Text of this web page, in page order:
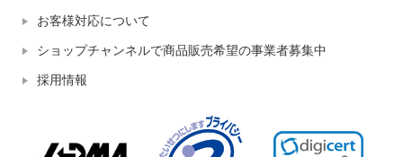
お客様対応について
ショップチャンネルで商品販売希望の事業者募集中
採用情報